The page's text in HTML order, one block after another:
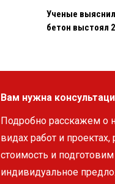
Ученые
бетон выстоял
Вам нужна
Подробно расскажем о
видах работ и проектах,
стоимость и подготовим
индивидуальное